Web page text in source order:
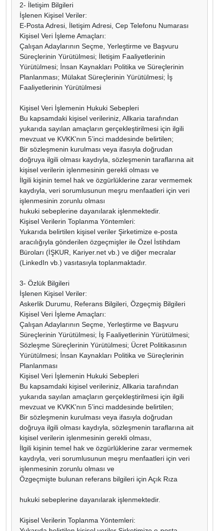
2- İletişim Bilgileri
İşlenen Kişisel Veriler:
E-Posta Adresi, İletişim Adresi, Cep Telefonu Numarası
Kişisel Veri İşleme Amaçları:
Çalışan Adaylarının Seçme, Yerleştirme ve Başvuru
Süreçlerinin Yürütülmesi; İletişim Faaliyetlerinin
Yürütülmesi; İnsan Kaynakları Politika ve Süreçlerinin
Planlanması; Mülakat Süreçlerinin Yürütülmesi; İş
Faaliyetlerinin Yürütülmesi
Kişisel Veri İşlemenin Hukuki Sebepleri
Bu kapsamdaki kişisel verileriniz, Allkaria tarafından
yukarıda sayılan amaçların gerçekleştirilmesi için ilgili
mevzuat ve KVKK’nın 5’inci maddesinde belirtilen;
Bir sözleşmenin kurulması veya ifasıyla doğrudan
doğruya ilgili olması kaydıyla, sözleşmenin taraflarına ait
kişisel verilerin işlenmesinin gerekli olması ve
İlgili kişinin temel hak ve özgürlüklerine zarar vermemek
kaydıyla, veri sorumlusunun meşru menfaatleri için veri
işlenmesinin zorunlu olması
hukuki sebeplerine dayanılarak işlenmektedir.
Kişisel Verilerin Toplanma Yöntemleri:
Yukarıda belirtilen kişisel veriler Şirketimize e-posta
aracılığıyla gönderilen özgeçmişler ile Özel İstihdam
Büroları (İŞKUR, Kariyer.net vb.) ve diğer mecralar
(LinkedIn vb.) vasıtasıyla toplanmaktadır.
3- Özlük Bilgileri
İşlenen Kişisel Veriler:
Askerlik Durumu, Referans Bilgileri, Özgeçmiş Bilgileri
Kişisel Veri İşleme Amaçları:
Çalışan Adaylarının Seçme, Yerleştirme ve Başvuru
Süreçlerinin Yürütülmesi; İş Faaliyetlerinin Yürütülmesi;
Sözleşme Süreçlerinin Yürütülmesi; Ücret Politikasının
Yürütülmesi; İnsan Kaynakları Politika ve Süreçlerinin
Planlanması
Kişisel Veri İşlemenin Hukuki Sebepleri
Bu kapsamdaki kişisel verileriniz, Allkaria tarafından
yukarıda sayılan amaçların gerçekleştirilmesi için ilgili
mevzuat ve KVKK’nın 5’inci maddesinde belirtilen;
Bir sözleşmenin kurulması veya ifasıyla doğrudan
doğruya ilgili olması kaydıyla, sözleşmenin taraflarına ait
kişisel verilerin işlenmesinin gerekli olması,
İlgili kişinin temel hak ve özgürlüklerine zarar vermemek
kaydıyla, veri sorumlusunun meşru menfaatleri için veri
işlenmesinin zorunlu olması ve
Özgeçmişte bulunan referans bilgileri için Açık Rıza
hukuki sebeplerine dayanılarak işlenmektedir.
Kişisel Verilerin Toplanma Yöntemleri: